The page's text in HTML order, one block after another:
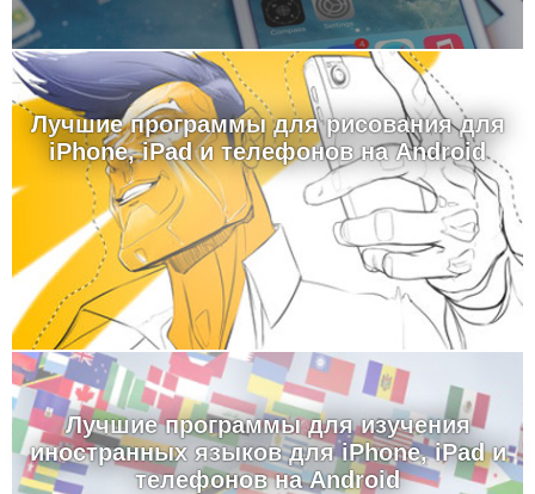
Лучшие программы для рисования для
iPhone, iPad и телефонов на Android
Лучшие программы для изучения
иностранных языков для iPhone, iPad и
телефонов на Android